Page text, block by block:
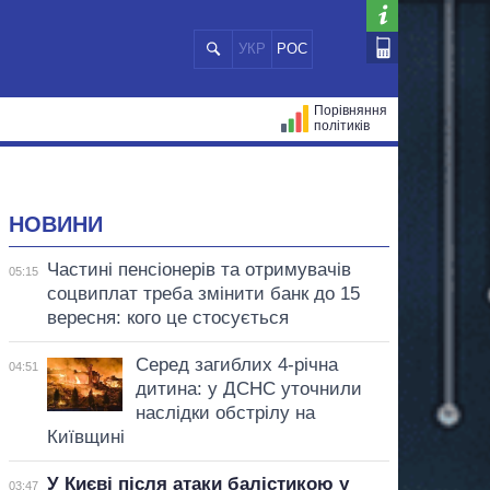
УКР РОС
Порівняння
політиків
НОВИНИ
05:15
Частині пенсіонерів та отримувачів
соцвиплат треба змінити банк до 15
вересня: кого це стосується
04:51
Серед загиблих 4-річна
дитина: у ДСНС уточнили
наслідки обстрілу на
Київщині
03:47
У Києві після атаки балістикою у